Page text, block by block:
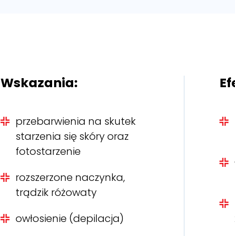
Wskazania:
przebarwienia na skutek
starzenia się skóry oraz
fotostarzenie
rozszerzone naczynka,
trądzik różowaty
owłosienie (depilacja)